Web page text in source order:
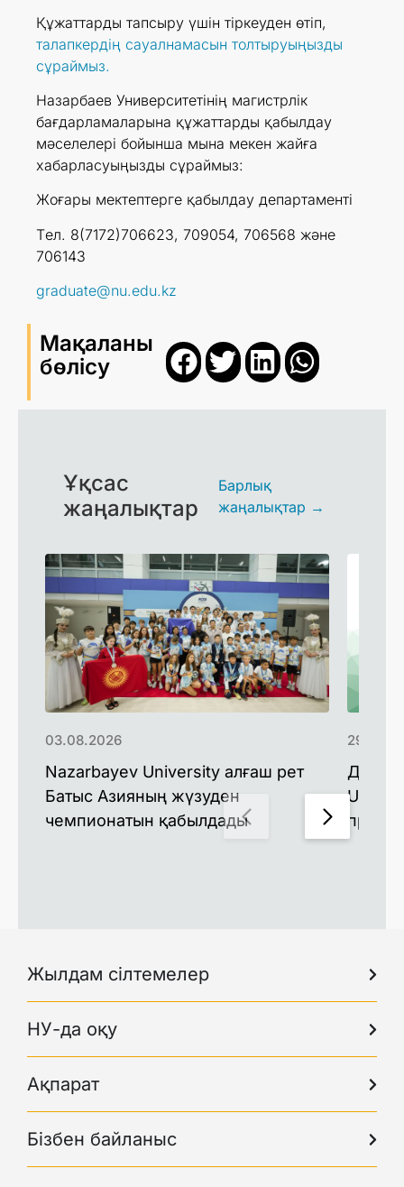
Құжаттарды тапсыру үшін тіркеуден өтіп,
талапкердің сауалнамасын толтыруыңызды
сұраймыз.
Назарбаев Университетінің магистрлік
бағдарламаларына құжаттарды қабылдау
мәселелері бойынша мына мекен жайға
хабарласуыңызды сұраймыз:
Жоғары мектептерге қабылдау департаменті
Tел. 8(7172)706623, 709054, 706568 және
706143
graduate@nu.edu.kz
Мақаланы
бөлісу
Ұқсас
жаңалықтар
Барлық
жаңалықтар →
Nazarbayev University алғаш рет
Батыс Азияның жүзуден
чемпионатын қабылдады
03.08.2026
Жылдам сілтемелер
НУ-да оқу
Ақпарат
Бізбен байланыс